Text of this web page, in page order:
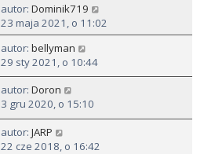
autor: Dominik719
23 maja 2021, o 11:02
autor: bellyman
29 sty 2021, o 10:44
autor: Doron
3 gru 2020, o 15:10
autor: JARP
22 cze 2018, o 16:42